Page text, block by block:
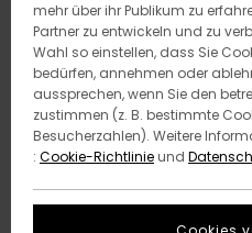
mehr über ihr Publikum zu
Partner zu entwickeln und zu
Wahl so einstellen, dass Sie
bedürfen, annehmen oder
aussprechen, wenn Sie den
zustimmen (z. B. bestimmte
Besucherzahlen). Weitere
: Cookie-Richtlinieund